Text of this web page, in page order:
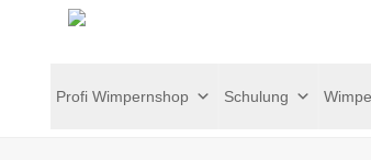
Profi Wimpernshop Schulung